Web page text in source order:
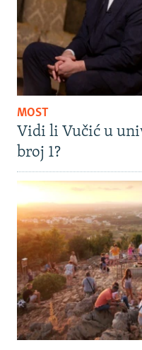
MOST
Vidi li Vučić u
broj 1?